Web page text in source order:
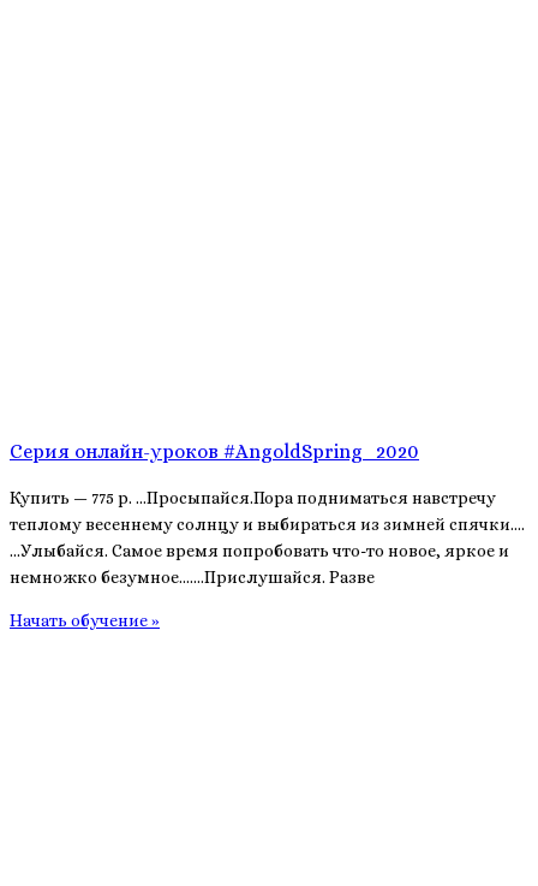
Серия онлайн-уроков #AngoldSpring_2020
Купить — 775 р. …Просыпайся.Пора подниматься навстречу
теплому весеннему солнцу и выбираться из зимней спячки….
…Улыбайся. Самое время попробовать что-то новое, яркое и
немножко безумное….…Прислушайся. Разве
Начать обучение »